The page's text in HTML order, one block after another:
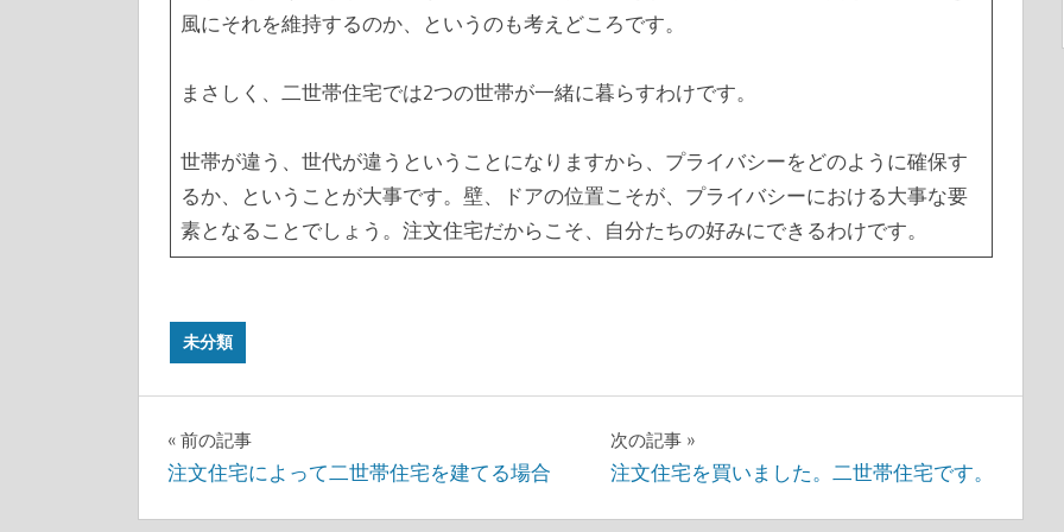
風にそれを維持するのか、というのも考えどころです。
まさしく、二世帯住宅では2つの世帯が一緒に暮らすわけです。
世帯が違う、世代が違うということになりますから、プライバシーをどのように確保す
るか、ということが大事です。壁、ドアの位置こそが、プライバシーにおける大事な要
素となることでしょう。注文住宅だからこそ、自分たちの好みにできるわけです。
未分類
投
稿
前の記事
注文住宅によって二世帯住宅を建てる場合
次の記事
注文住宅を買いました。二世帯住宅です。